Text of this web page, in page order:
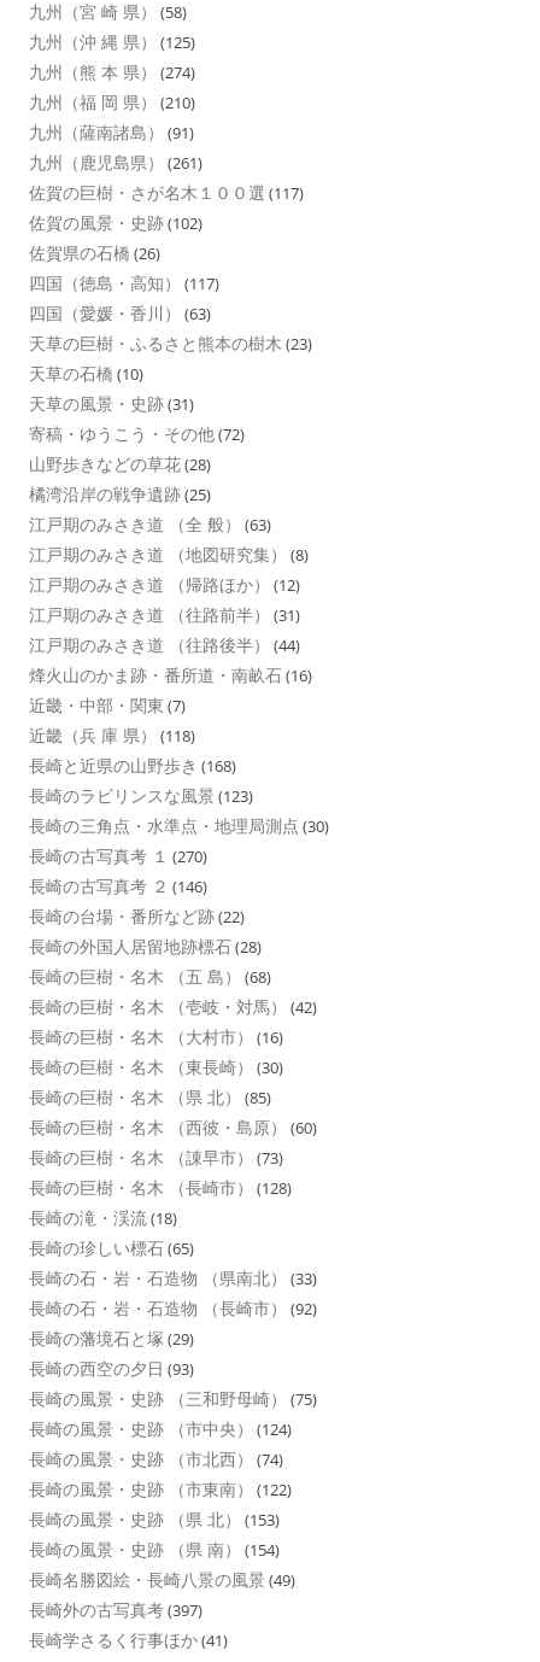
九州（宮 崎 県） (58)
九州（沖 縄 県） (125)
九州（熊 本 県） (274)
九州（福 岡 県） (210)
九州（薩南諸島） (91)
九州（鹿児島県） (261)
佐賀の巨樹・さが名木１００選 (117)
佐賀の風景・史跡(102)
佐賀県の石橋 (26)
四国（徳島・高知） (117)
四国（愛媛・香川） (63)
天草の巨樹・ふるさと熊本の樹木 (23)
天草の石橋 (10)
天草の風景・史跡(31)
寄稿・ゆうこう・その他(72)
山野歩きなどの草花(28)
橘湾沿岸の戦争遺跡(25)
江戸期のみさき道 （全 般） (63)
江戸期のみさき道 （地図研究集） (8)
江戸期のみさき道 （帰路ほか） (12)
江戸期のみさき道 （往路前半） (31)
江戸期のみさき道 （往路後半） (44)
烽火山のかま跡・番所道・南畝石(16)
近畿・中部・関東 (7)
近畿（兵 庫 県） (118)
長崎と近県の山野歩き (168)
長崎のラビリンスな風景 (123)
長崎の三角点・水準点・地理局測点 (30)
長崎の古写真考 １ (270)
長崎の古写真考 ２ (146)
長崎の台場・番所など跡(22)
長崎の外国人居留地跡標石(28)
長崎の巨樹・名木 （五 島） (68)
長崎の巨樹・名木 （壱岐・対馬） (42)
長崎の巨樹・名木 （大村市） (16)
長崎の巨樹・名木 （東長崎） (30)
長崎の巨樹・名木 （県 北） (85)
長崎の巨樹・名木 （西彼・島原） (60)
長崎の巨樹・名木 （諌早市） (73)
長崎の巨樹・名木 （長崎市） (128)
長崎の滝・渓流(18)
長崎の珍しい標石(65)
長崎の石・岩・石造物 （県南北） (33)
長崎の石・岩・石造物 （長崎市） (92)
長崎の藩境石と塚 (29)
長崎の西空の夕日 (93)
長崎の風景・史跡 （三和野母崎） (75)
長崎の風景・史跡 （市中央） (124)
長崎の風景・史跡 （市北西） (74)
長崎の風景・史跡 （市東南） (122)
長崎の風景・史跡 （県 北） (153)
長崎の風景・史跡 （県 南） (154)
長崎名勝図絵・長崎八景の風景 (49)
長崎外の古写真考(397)
長崎学さるく行事ほか(41)